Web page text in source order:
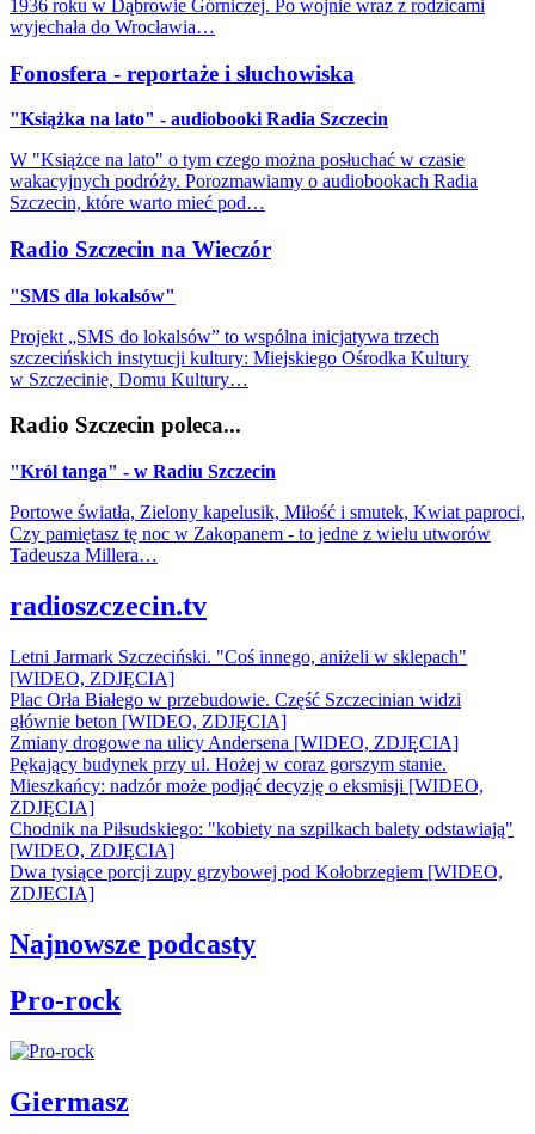
1936 roku w Dąbrowie Górniczej. Po wojnie wraz z rodzicami
wyjechała do Wrocławia…
Fonosfera - reportaże i słuchowiska
"Książka na lato" - audiobooki Radia Szczecin
W "Książce na lato" o tym czego można posłuchać w czasie
wakacyjnych podróży. Porozmawiamy o audiobookach Radia
Szczecin, które warto mieć pod…
Radio Szczecin na Wieczór
"SMS dla lokalsów"
Projekt „SMS do lokalsów” to wspólna inicjatywa trzech
szczecińskich instytucji kultury: Miejskiego Ośrodka Kultury
w Szczecinie, Domu Kultury…
Radio Szczecin poleca...
"Król tanga" - w Radiu Szczecin
Portowe światła, Zielony kapelusik, Miłość i smutek, Kwiat paproci,
Czy pamiętasz tę noc w Zakopanem - to jedne z wielu utworów
Tadeusza Millera…
radioszczecin.tv
Letni Jarmark Szczeciński. "Coś innego, aniżeli w sklepach"
[WIDEO, ZDJĘCIA]
Plac Orła Białego w przebudowie. Część Szczecinian widzi
głównie beton [WIDEO, ZDJĘCIA]
Zmiany drogowe na ulicy Andersena [WIDEO, ZDJĘCIA]
Pękający budynek przy ul. Hożej w coraz gorszym stanie.
Mieszkańcy: nadzór może podjąć decyzję o eksmisji [WIDEO,
ZDJĘCIA]
Chodnik na Piłsudskiego: "kobiety na szpilkach balety odstawiają"
[WIDEO, ZDJĘCIA]
Dwa tysiące porcji zupy grzybowej pod Kołobrzegiem [WIDEO,
ZDJECIA]
Najnowsze podcasty
Pro-rock
Giermasz